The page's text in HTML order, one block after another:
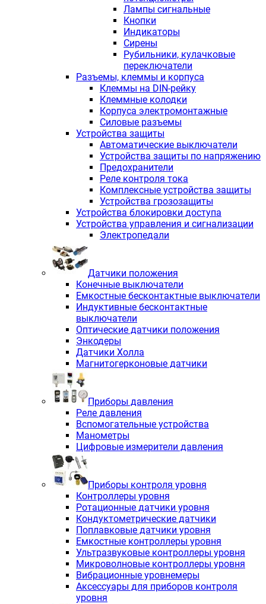
Лампы сигнальные
Кнопки
Индикаторы
Сирены
Рубильники, кулачковые
переключатели
Разъемы, клеммы и корпуса
Клеммы на DIN-рейку
Клеммные колодки
Корпуса электромонтажные
Силовые разъемы
Устройства защиты
Автоматические выключатели
Устройства защиты по напряжению
Предохранители
Реле контроля тока
Комплексные устройства защиты
Устройства грозозащиты
Устройства блокировки доступа
Устройства управления и сигнализации
Электропедали
Датчики положения
Конечные выключатели
Емкостные бесконтактные выключатели
Индуктивные бесконтактные
выключатели
Оптические датчики положения
Энкодеры
Датчики Холла
Магнитогерконовые датчики
Приборы давления
Реле давления
Вспомогательные устройства
Манометры
Цифровые измерители давления
Приборы контроля уровня
Контроллеры уровня
Ротационные датчики уровня
Кондуктометрические датчики
Поплавковые датчики уровня
Емкостные контроллеры уровня
Ультразвуковые контроллеры уровня
Микроволновые контроллеры уровня
Вибрационные уровнемеры
Аксессуары для приборов контроля
уровня